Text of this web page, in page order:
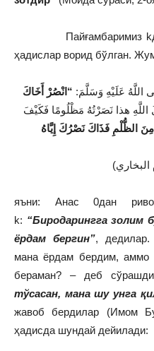
Пайғамбаримиз kдан
ҳадислар ворид бўлган.
عَلَيْهِ وَسَلَّمَ: “انْصُرْ أَخَاكَ
هذا نَصَرْتُهُ مَظْلُومًا فَكَيْفَ
яъни: Анас 0дан
k: “Биродарингга золим
ёрдам бергин”,
мана ёрдам бердим, аммо
бераман? – деб
тўсасан, мана шу унга
жавоб бердилар (Имом
ҳадисда шундай дейилади: